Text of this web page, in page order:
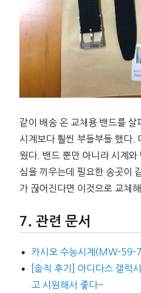
같이 배송 온 교체용 밴드를 살
시계보다 훨씬 부들부들 했다.
웠다. 밴드 뿐만 아니라 시계
심을 끼우는데 필요한 송곳이
가 끊어진다면 이것으로 교체
관련 문서
카시오 수능시계(MW-59-
[솔직 후기] 아디다스 갤럭
고 시원해서 좋다~